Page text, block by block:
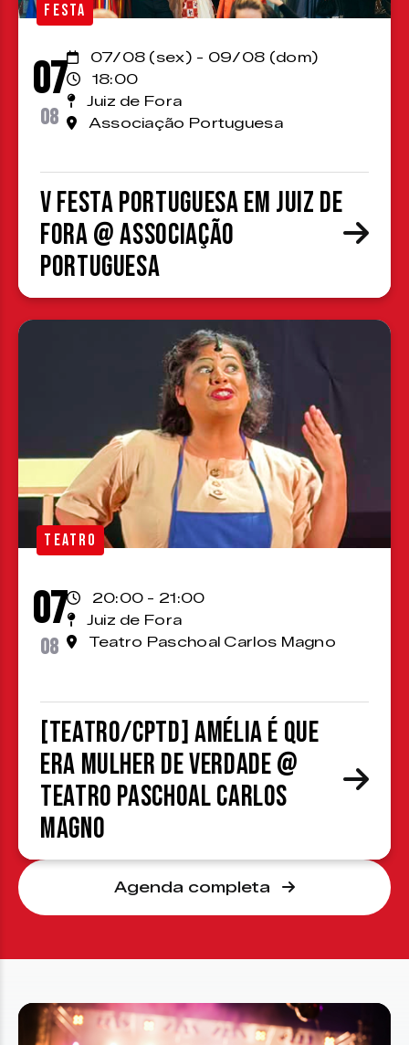
FESTA
07
08
07/08 (sex) - 09/08 (dom)
18:00
Juiz de Fora
Associação Portuguesa
V Festa Portuguesa em Juiz de
Fora @ Associação
Portuguesa
TEATRO
07
08
20:00 - 21:00
Juiz de Fora
Teatro Paschoal Carlos Magno
[TEATRO/CPTD] Amélia é que
era mulher de verdade @
Teatro Paschoal Carlos
Magno
Agenda completa